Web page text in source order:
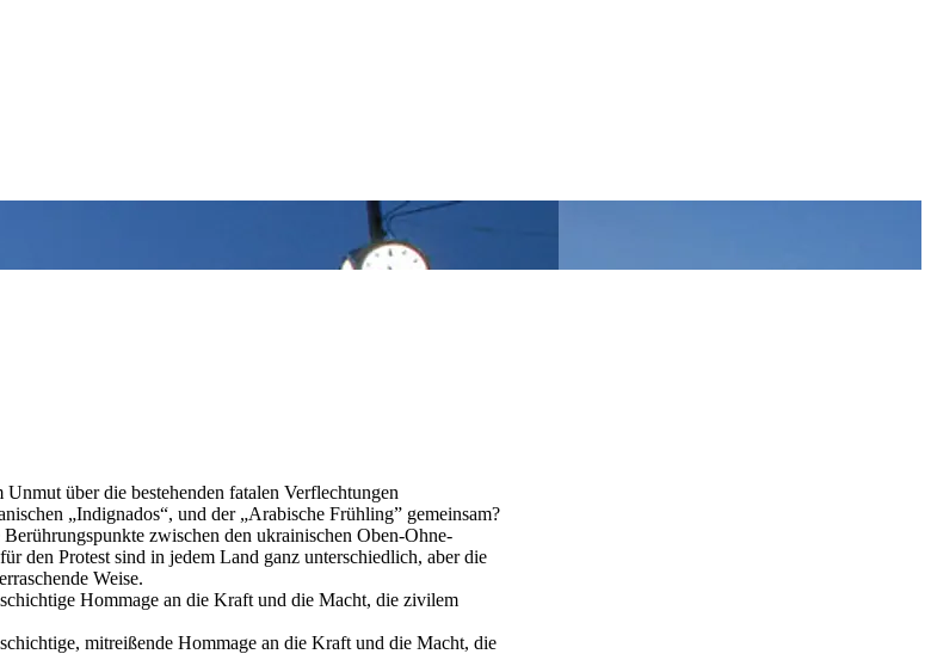
über die bestehenden fatalen Verflechtungen
„Indignados“, und der „Arabische Frühling” gemeinsam?
zwischen den ukrainischen Oben-Ohne-
den Protest sind in jedem Land ganz unterschiedlich, aber die
Weise.
Hommage an die Kraft und die Macht, die zivilem
mitreißende Hommage an die Kraft und die Macht, die